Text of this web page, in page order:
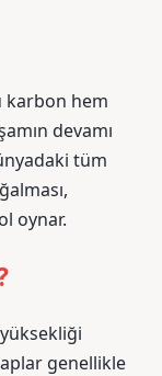
karbon hem
devamı
tüm
oynar.
genellikle